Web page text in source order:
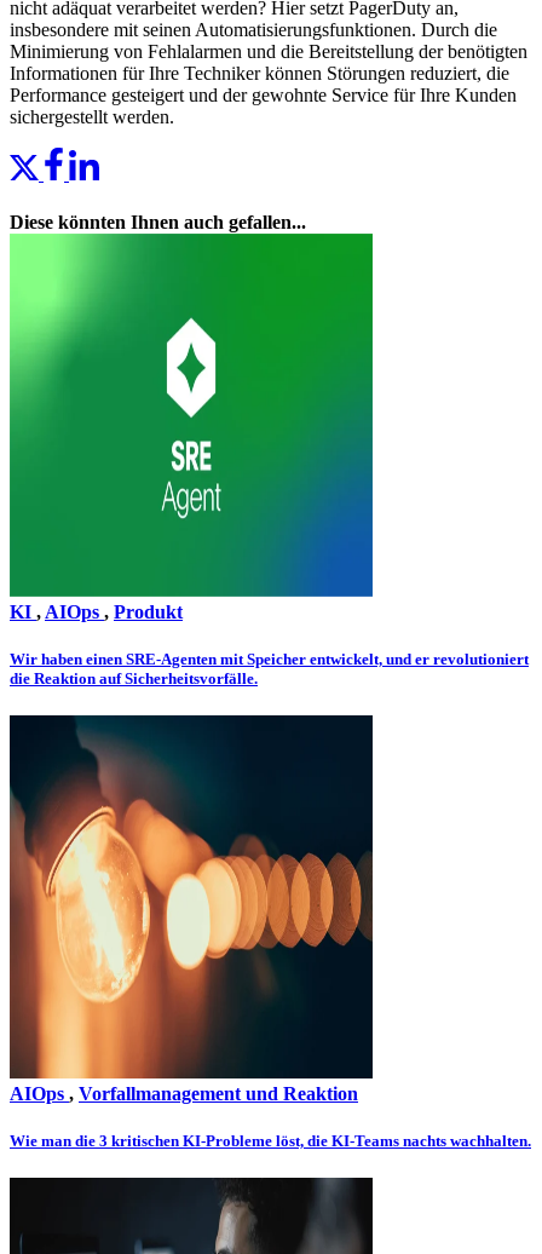
nicht adäquat verarbeitet werden? Hier setzt PagerDuty an,
insbesondere mit seinen Automatisierungsfunktionen. Durch die
Minimierung von Fehlalarmen und die Bereitstellung der benötigten
Informationen für Ihre Techniker können Störungen reduziert, die
Performance gesteigert und der gewohnte Service für Ihre Kunden
sichergestellt werden.
Diese könnten Ihnen auch gefallen...
KI , AIOps , Produkt
Wir haben einen SRE-Agenten mit Speicher entwickelt, und er revolutioniert
die Reaktion auf Sicherheitsvorfälle.
AIOps , Vorfallmanagement und Reaktion
Wie man die 3 kritischen KI-Probleme löst, die KI-Teams nachts wachhalten.